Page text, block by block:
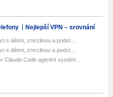
Nejlepší VPN – srovnání
s dětmi, zmrzlinou a podst...
s dětmi, zmrzlinou a podst...
Code agentní systém...